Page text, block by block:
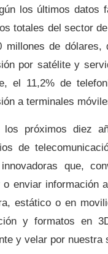
los últimos datos
totales del sector
millones de
por satélite y
el 11,2% de
a terminales
los próximos diez
de
que,
o enviar información
estático o en
y formatos en
y velar por nuestra